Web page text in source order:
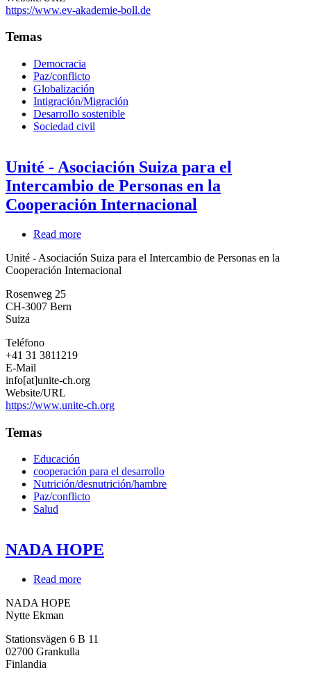
https://www.ev-akademie-boll.de
Temas
Democracia
Paz/conflicto
Globalización
Intigración/Migración
Desarrollo sostenible
Sociedad civil
Unité - Asociación Suiza para el
Intercambio de Personas en la
Cooperación Internacional
Read more
-
Asociación
Cooperación
Unité - Asociación Suiza para el Intercambio de Personas en la
Cooperación Internacional
Rosenweg 25
CH-3007 Bern
Suiza
Teléfono
+41 31 3811219
E-Mail
info[at]unite-ch.org
Website/URL
https://www.unite-ch.org
Temas
Educación
cooperación para el desarrollo
Nutrición/desnutrición/hambre
Paz/conflicto
Salud
NADA HOPE
Read more
NADA HOPE
Nytte Ekman
Stationsvägen 6 B 11
02700 Grankulla
Finlandia